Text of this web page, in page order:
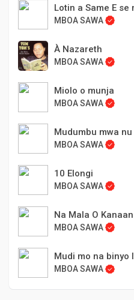
Lotin a Same E
MBOA SAWA
À Nazareth
MBOA SAWA
Miolo o munja
MBOA SAWA
Mudumbu mwa
MBOA SAWA
10 Elongi
MBOA SAWA
Na Mala O Kanaan
MBOA SAWA
Mudi mo na binyo
MBOA SAWA